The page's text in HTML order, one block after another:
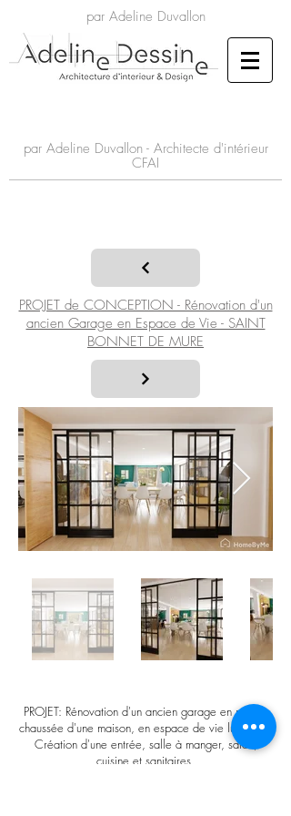
par Adeline Duvallon
par Adeline Duvallon - Architecte d'intérieur
CFAI
PROJET de CONCEPTION - Rénovation d'un
ancien Garage en Espace de Vie - SAINT
BONNET DE MURE
PROJET: Rénovation d'un ancien garage en rez de
chaussée d'une maison, en espace de vie lumineux.
Création d'une entrée, salle à manger, salon,
cuisine et sanitaires.